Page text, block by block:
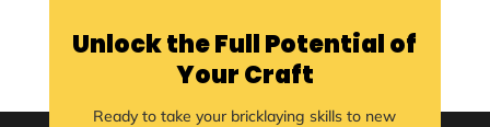
Unlock the Full Potential of
Your Craft
Ready to take your bricklaying skills to new